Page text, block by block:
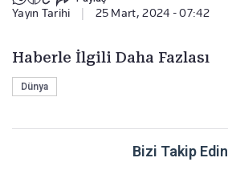
Yayın Tarihi 25 Mart, 2024 - 07:42
Haberle İlgili Daha Fazlası
Dünya
Bizi Takip Edin